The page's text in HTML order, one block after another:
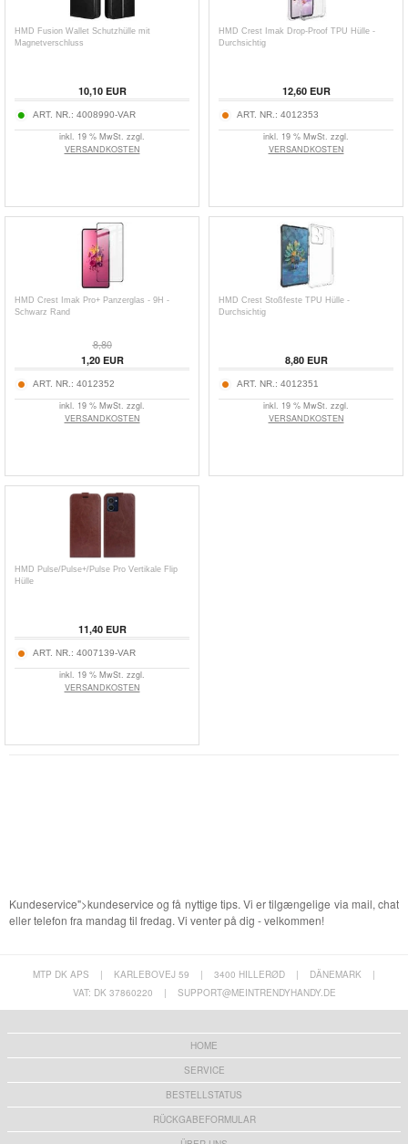
HMD Fusion Wallet Schutzhülle mit
Magnetverschluss
10,10EUR
ART. NR.: 4008990-VAR
inkl. 19 % MwSt. zzgl.
VERSANDKOSTEN
HMD Crest Imak Drop-Proof TPU Hülle -
Durchsichtig
12,60EUR
ART. NR.: 4012353
inkl. 19 % MwSt. zzgl.
VERSANDKOSTEN
HMD Crest Imak Pro+ Panzerglas - 9H -
Schwarz Rand
8,80
1,20EUR
ART. NR.: 4012352
inkl. 19 % MwSt. zzgl.
VERSANDKOSTEN
HMD Crest Stoßfeste TPU Hülle -
Durchsichtig
8,80EUR
ART. NR.: 4012351
inkl. 19 % MwSt. zzgl.
VERSANDKOSTEN
HMD Pulse/Pulse+/Pulse Pro Vertikale Flip
Hülle
11,40EUR
ART. NR.: 4007139-VAR
inkl. 19 % MwSt. zzgl.
VERSANDKOSTEN
Kundeservice">kundeservice og få nyttige tips. Vi er tilgængelige via mail, chat
eller telefon fra mandag til fredag. Vi venter på dig - velkommen!
MTP DK APS | KARLEBOVEJ 59 | 3400 HILLERØD | DÄNEMARK
|
VAT: DK 37860220
| SUPPORT@MEINTRENDYHANDY.DE
HOME
SERVICE
BESTELLSTATUS
RÜCKGABEFORMULAR